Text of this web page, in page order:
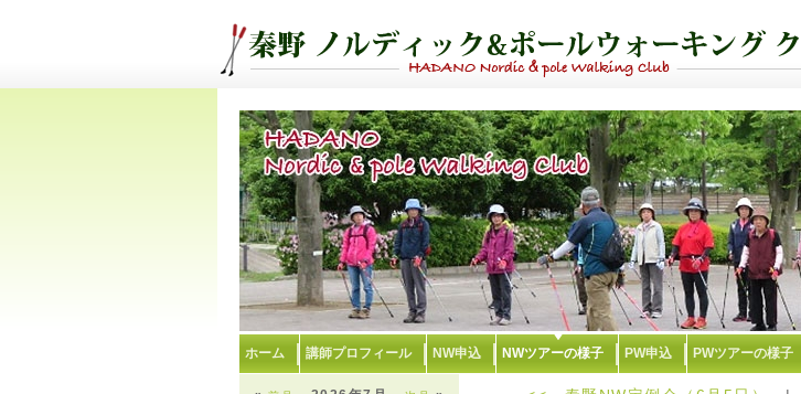
ホーム 講師プロフィール NW申込 NWツアーの様子 PW申込 PWツアーの様子